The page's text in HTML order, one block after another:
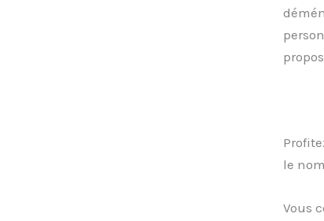
le
Vous